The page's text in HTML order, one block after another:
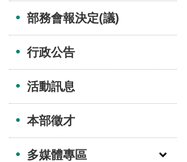
部務會報決定(議)
行政公告
活動訊息
本部徵才
多媒體專區